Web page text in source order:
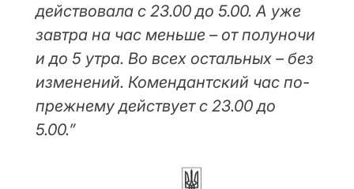
действовала с 23.00 до 5.00. А уже
завтра на час меньше – от полуночи
и до 5 утра. Во всех остальных – без
изменений. Комендантский час по-
прежнему действует с 23.00 до
5.00.”